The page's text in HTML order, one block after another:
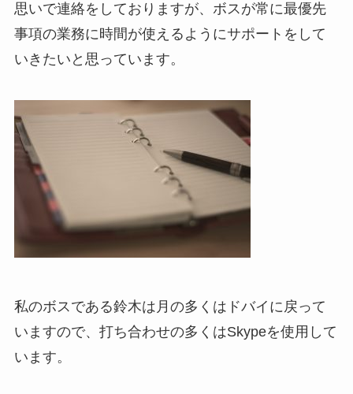
思いで連絡をしておりますが、ボスが常に最優先
事項の業務に時間が使えるようにサポートをして
いきたいと思っています。
私のボスである鈴木は月の多くはドバイに戻って
いますので、打ち合わせの多くはSkypeを使用して
います。